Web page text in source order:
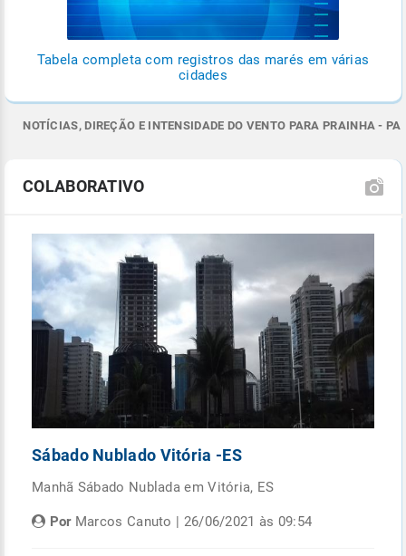
Tabela completa com registros das marés em várias
cidades
NOTÍCIAS, DIREÇÃO E INTENSIDADE DO VENTO PARA PRAINHA - PA
COLABORATIVO
Sábado Nublado Vitória -ES
Manhã Sábado Nublada em Vitória, ES
PorMarcos Canuto | 26/06/2021 às 09:54